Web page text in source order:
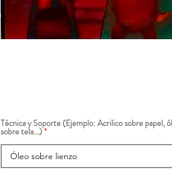
Técnica y Soporte (Ejemplo: Acrilico sobre papel,
sobre tela...)